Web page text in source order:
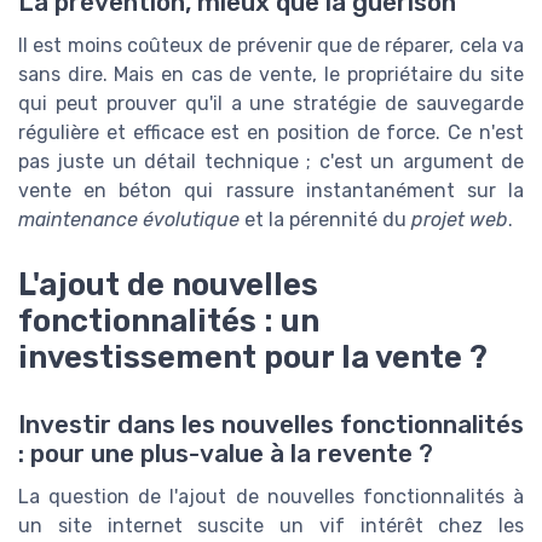
Il est moins coûteux de prévenir que de réparer, cela va
sans dire. Mais en cas de vente, le propriétaire du site
qui peut prouver qu'il a une stratégie de sauvegarde
régulière et efficace est en position de force. Ce n'est
pas juste un détail technique ; c'est un argument de
vente en béton qui rassure instantanément sur la
maintenance évolutique et la pérennité du projet web.
L'ajout de nouvelles
fonctionnalités : un
investissement pour la vente ?
Investir dans les nouvelles fonctionnalités
: pour une plus-value à la revente ?
La question de l'ajout de nouvelles fonctionnalités à
un site internet suscite un vif intérêt chez les